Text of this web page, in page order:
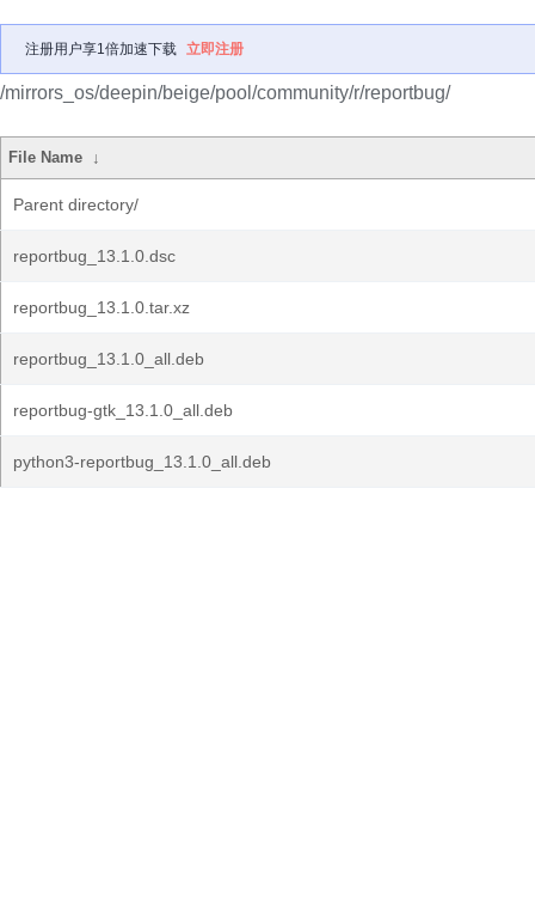
注册用户享1倍加速下载 立即注册
/mirrors_os/deepin/beige/pool/community/r/reportbug/
File Name ↓
Parent directory/
reportbug_13.1.0.dsc
reportbug_13.1.0.tar.xz
reportbug_13.1.0_all.deb
reportbug-gtk_13.1.0_all.deb
python3-reportbug_13.1.0_all.deb